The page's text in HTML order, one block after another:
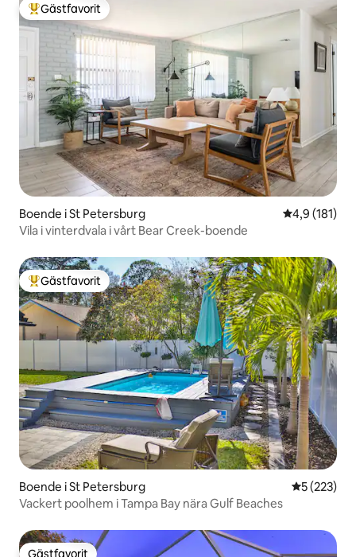
Populär gästfavorit
Gästfavorit
Boende i St Petersburg 4,9 av 5 i
4,9 (181)
Vila i vinterdvala i vårt Bear Creek-boende
Populär gästfavorit
Gästfavorit
Boende i St Petersburg 5 av 5 i
5 (223)
Vackert poolhem i Tampa Bay nära Gulf Beaches
Gästfavorit